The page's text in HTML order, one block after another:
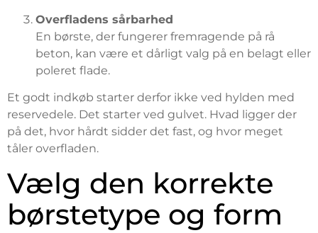
Overfladens sårbarhed
En børste, der fungerer fremragende på rå
beton, kan være et dårligt valg på en belagt eller
poleret flade.
Et godt indkøb starter derfor ikke ved hylden med
reservedele. Det starter ved gulvet. Hvad ligger der
på det, hvor hårdt sidder det fast, og hvor meget
tåler overfladen.
Vælg den korrekte
børstetype og form